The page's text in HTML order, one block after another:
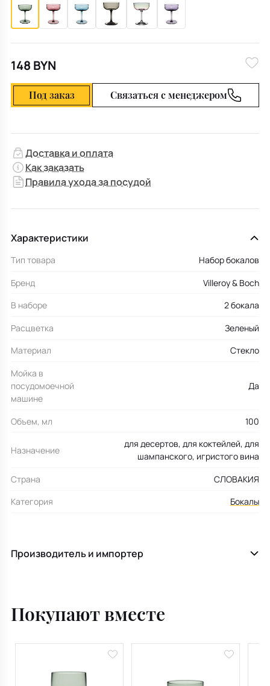
148 BYN
Под заказ Связаться с менеджером
Доставка и оплата
Как заказать
Правила ухода за посудой
Характеристики
Тип товара
Набор бокалов
Бренд
Villeroy & Boch
В наборе
2 бокала
Расцветка
Зеленый
Материал
Стекло
Мойка в
посудомоечной
машине
Да
Объем, мл 100
Назначение
для десертов, для коктейлей, для
шампанского, игристого вина
Страна
СЛОВАКИЯ
Категория
Бокалы
Производитель и импортер
Покупают вместе